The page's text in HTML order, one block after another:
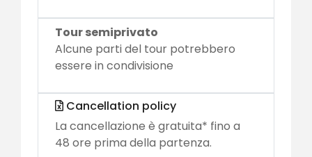
Tour semiprivato
Alcune parti del tour potrebbero
essere in condivisione
Cancellation policy
La cancellazione è gratuita* fino a
48 ore prima della partenza.